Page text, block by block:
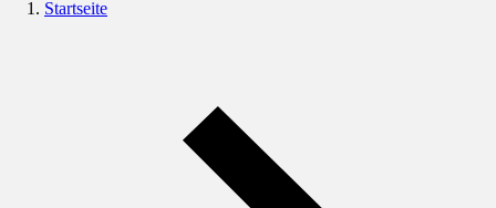
Startseite